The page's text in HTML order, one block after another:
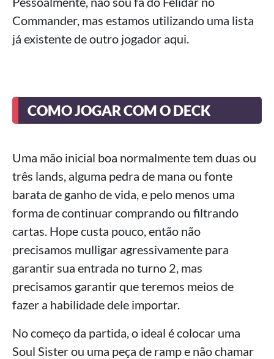
Commander, mas estamos utilizando uma lista
já existente de outro jogador aqui.
COMO JOGAR COM O DECK
Uma mão inicial boa normalmente tem duas ou
três lands, alguma pedra de mana ou fonte
barata de ganho de vida, e pelo menos uma
forma de continuar comprando ou filtrando
cartas. Hope custa pouco, então não
precisamos mulligar agressivamente para
garantir sua entrada no turno 2, mas
precisamos garantir que teremos meios de
fazer a habilidade dele importar.
No começo da partida, o ideal é colocar uma
Soul Sister ou uma peça de ramp e não chamar